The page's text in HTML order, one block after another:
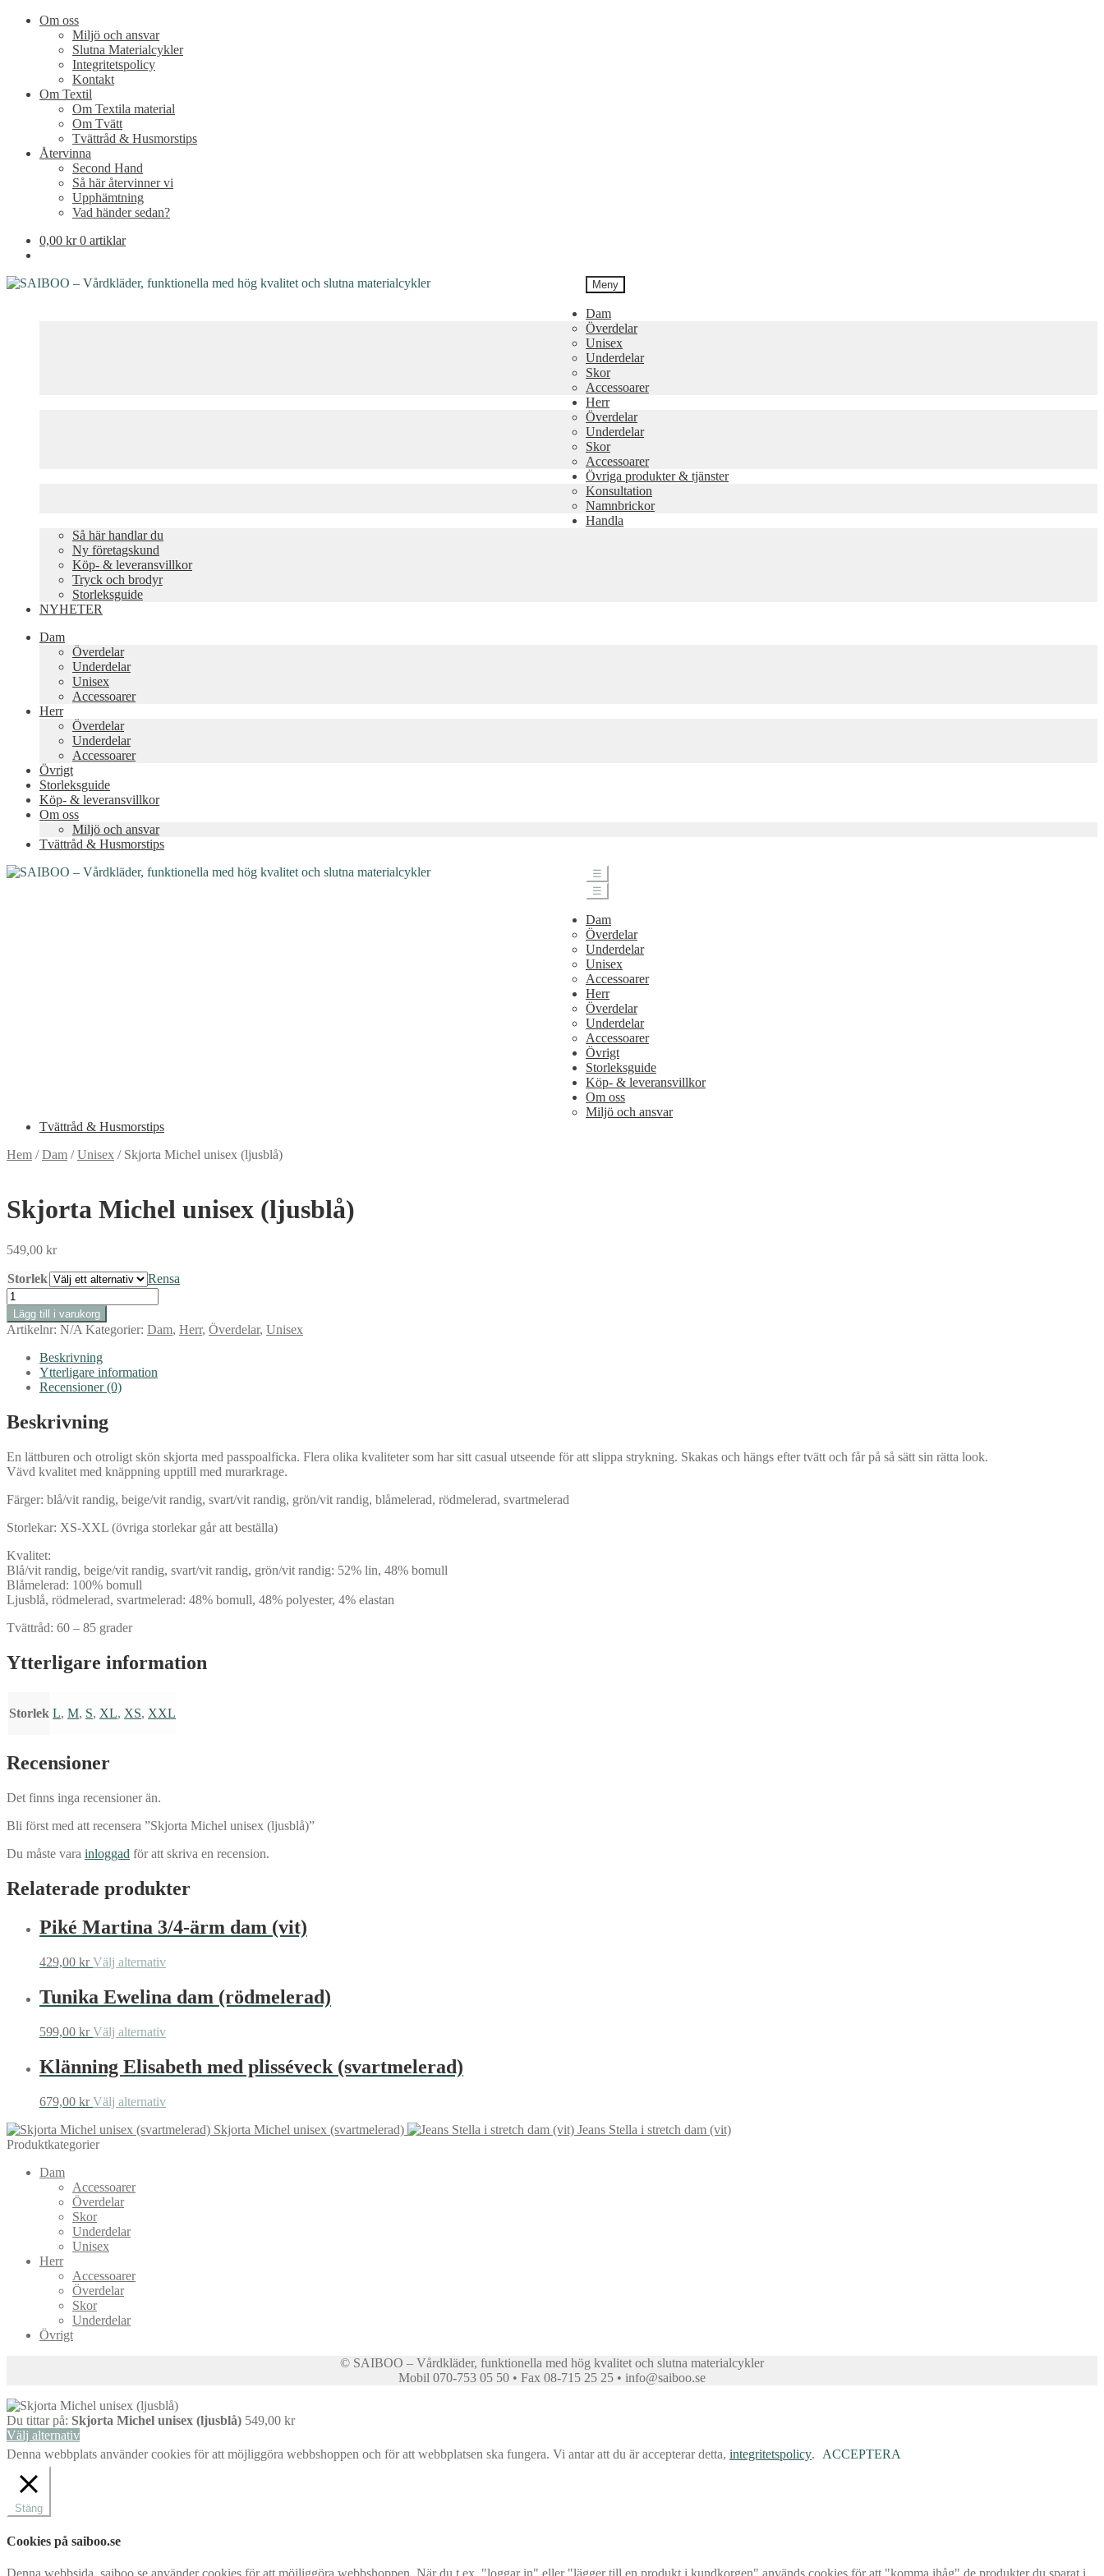
Om oss
Miljö och ansvar
Slutna Materialcykler
Integritetspolicy
Kontakt
Om Textil
Om Textila material
Om Tvätt
Tvättråd & Husmorstips
Återvinna
Second Hand
Så här återvinner vi
Upphämtning
Vad händer sedan?
0,00 kr 0 artiklar
Meny
Dam
Överdelar
Unisex
Underdelar
Skor
Accessoarer
Herr
Överdelar
Underdelar
Skor
Accessoarer
Övriga produkter & tjänster
Konsultation
Namnbrickor
Handla
Så här handlar du
Ny företagskund
Köp- & leveransvillkor
Tryck och brodyr
Storleksguide
NYHETER
Dam
Överdelar
Underdelar
Unisex
Accessoarer
Herr
Överdelar
Underdelar
Accessoarer
Övrigt
Storleksguide
Köp- & leveransvillkor
Om oss
Miljö och ansvar
Tvättråd & Husmorstips
☰
☰
Dam
Överdelar
Underdelar
Unisex
Accessoarer
Herr
Överdelar
Underdelar
Accessoarer
Övrigt
Storleksguide
Köp- & leveransvillkor
Om oss
Miljö och ansvar
Tvättråd & Husmorstips
Hem /Dam /Unisex / Skjorta Michel unisex (ljusblå)
Skjorta Michel unisex (ljusblå)
549,00 kr
Storlek
Rensa
Skjorta
Michel
unisex
(ljusblå)
mängd
Lägg till i varukorg
Artikelnr: N/A Kategorier: Dam, Herr, Överdelar, Unisex
Beskrivning
Ytterligare information
Recensioner (0)
Beskrivning
En lättburen och otroligt skön skjorta med passpoalficka. Flera olika kvaliteter som har sitt casual utseende för att slippa strykning. Skakas och hängs efter tvätt och får på så sätt sin rätta look.
Vävd kvalitet med knäppning upptill med murarkrage.
Färger: blå/vit randig, beige/vit randig, svart/vit randig, grön/vit randig, blåmelerad, rödmelerad, svartmelerad
Storlekar: XS-XXL (övriga storlekar går att beställa)
Kvalitet:
Blå/vit randig, beige/vit randig, svart/vit randig, grön/vit randig: 52% lin, 48% bomull
Blåmelerad: 100% bomull
Ljusblå, rödmelerad, svartmelerad: 48% bomull, 48% polyester, 4% elastan
Tvättråd: 60 – 85 grader
Ytterligare information
Storlek L, M, S, XL, XS, XXL
Recensioner
Det finns inga recensioner än.
Bli först med att recensera ”Skjorta Michel unisex (ljusblå)”
Du måste vara inloggad för att skriva en recension.
Relaterade produkter
Piké Martina 3/4-ärm dam (vit)
429,00 kr Välj alternativDen
produkten
har
varianter.
olika
alternativen
väljas
produktsidan
Tunika Ewelina dam (rödmelerad)
599,00 kr Välj alternativDen
produkten
har
varianter.
olika
Klänning Elisabeth med plisséveck (svartmelerad)
679,00 kr Välj alternativDen
produktenSkjorta Michel unisex (svartmelerad)
Jeans Stella i stretch dam (vit)
Produktkategorier
Dam
Accessoarer
Överdelar
Skor
Underdelar
Unisex
Herr
Accessoarer
Överdelar
Skor
Underdelar
Övrigt
© SAIBOO – Vårdkläder, funktionella med hög kvalitet och slutna materialcykler
Mobil 070-753 05 50 • Fax 08-715 25 25 • info@saiboo.se
Du tittar på: Skjorta Michel unisex (ljusblå) 549,00 kr
Välj alternativ
Denna webbplats använder cookies för att möjliggöra webbshoppen och för att webbplatsen ska fungera. Vi antar att du är accepterar detta, integritetspolicy. ACCEPTERA
Stäng
Cookies på saiboo.se